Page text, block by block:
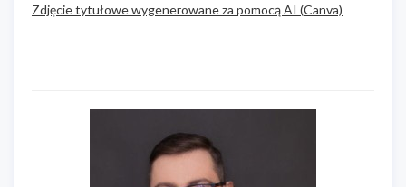
Zdjęcie tytułowe wygenerowane za pomocą AI (Canva)